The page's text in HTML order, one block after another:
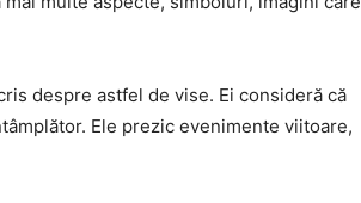
despre astfel de vise. Ei consideră că
Ele prezic evenimente viitoare,